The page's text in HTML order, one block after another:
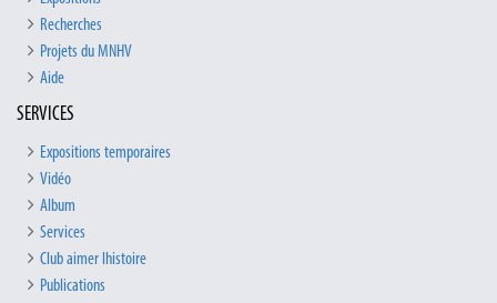
Recherches
Projets du MNHV
Aide
SERVICES
Expositions temporaires
Vidéo
Album
Services
Club aimer lhistoire
Publications